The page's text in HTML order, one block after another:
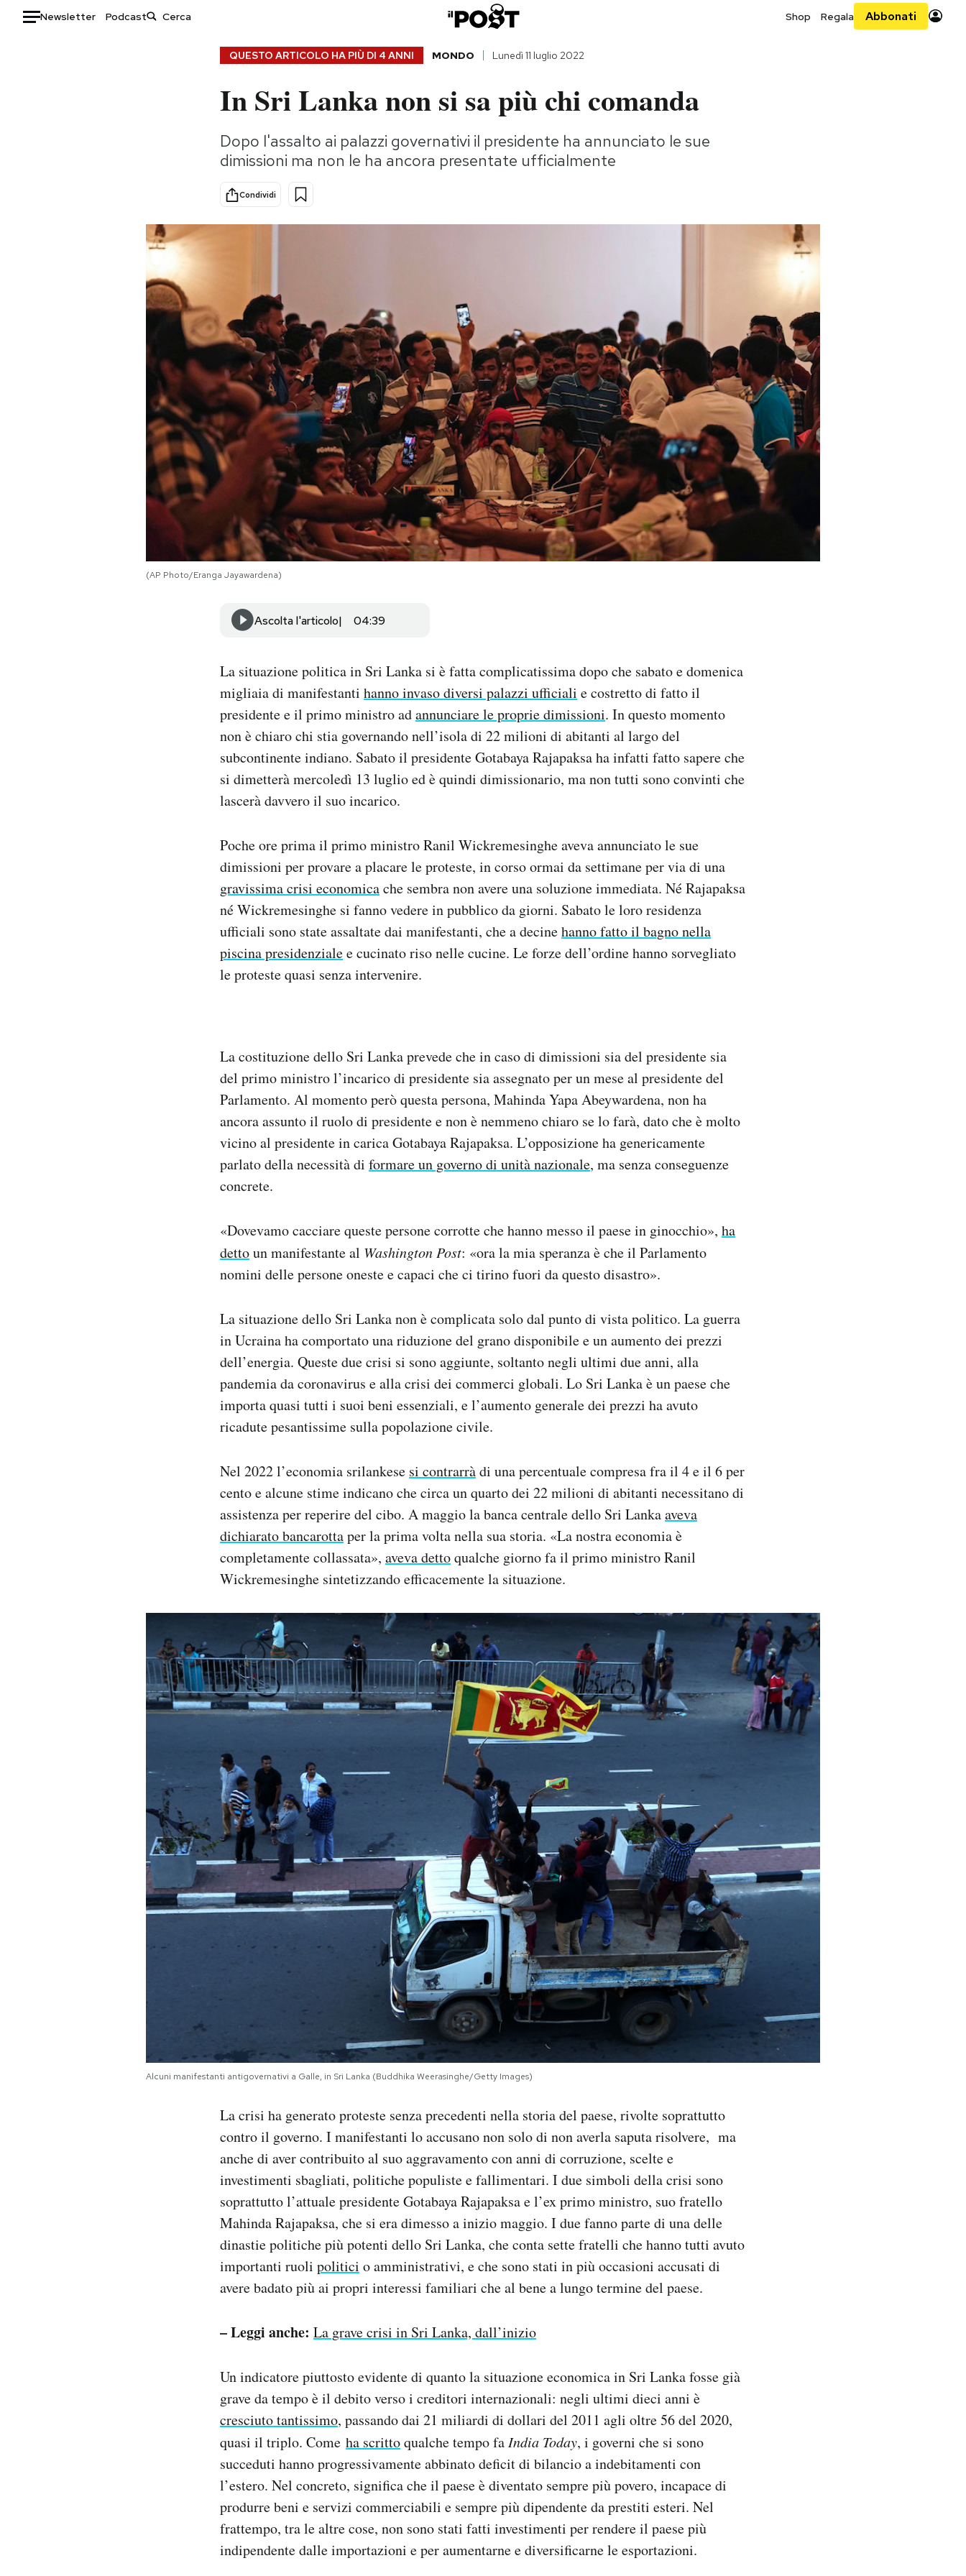
Newsletter Podcast Shop Regala Abbonati
Consumismi
Storie/Idee
Ok Boomer!
Media
Europa
Mondiali calcio 2026
QUESTO ARTICOLO HA PIÙ DI 4 ANNI MONDO Lunedì 11 luglio 2022
In Sri Lanka non si sa più chi comanda
Dopo l'assalto ai palazzi governativi il presidente ha annunciato le sue
dimissioni ma non le ha ancora presentate ufficialmente
Condividi
(AP Photo/Eranga Jayawardena)
Ascolta l'articolo 04:39
La situazione politica in Sri Lanka si è fatta complicatissima dopo che sabato e domenica
migliaia di manifestanti hanno invaso diversi palazzi ufficiali e costretto di fatto il
presidente e il primo ministro adannunciare le proprie dimissioni. In questo momento
non è chiaro chi stia governando nell’isola di 22 milioni di abitanti al largo del
subcontinente indiano. Sabato il presidente Gotabaya Rajapaksa ha infatti fatto sapere che
si dimetterà mercoledì 13 luglio ed è quindi dimissionario, ma non tutti sono convinti che
lascerà davvero il suo incarico.
Poche ore prima il primo ministro Ranil Wickremesinghe aveva annunciato le sue
dimissioni per provare a placare le proteste, in corso ormai da settimane per via di una
gravissima crisi economicache sembra non avere una soluzione immediata. Né Rajapaksa
né Wickremesinghe si fanno vedere in pubblico da giorni. Sabato le loro residenza
ufficiali sono state assaltate dai manifestanti, che a decinehanno fatto il bagno nella
piscina presidenzialee cucinato riso nelle cucine. Le forze dell’ordine hanno sorvegliato
le proteste quasi senza intervenire.
La costituzione dello Sri Lanka prevede che in caso di dimissioni sia del presidente sia
del primo ministro l’incarico di presidente sia assegnato per un mese al presidente del
Parlamento. Al momento però questa persona, Mahinda Yapa Abeywardena, non ha
ancora assunto il ruolo di presidente e non è nemmeno chiaro se lo farà, dato che è molto
vicino al presidente in carica Gotabaya Rajapaksa. L’opposizione ha genericamente
parlato della necessità di formare un governo di unità nazionale, ma senza conseguenze
concrete.
«Dovevamo cacciare queste persone corrotte che hanno messo il paese in ginocchio», ha
dettoun manifestante al Washington Post: «ora la mia speranza è che il Parlamento
nomini delle persone oneste e capaci che ci tirino fuori da questo disastro».
La situazione dello Sri Lanka non è complicata solo dal punto di vista politico. La guerra
in Ucraina ha comportato una riduzione del grano disponibile e un aumento dei prezzi
dell’energia. Queste due crisi si sono aggiunte, soltanto negli ultimi due anni, alla
pandemia da coronavirus e alla crisi dei commerci globali. Lo Sri Lanka è un paese che
importa quasi tutti i suoi beni essenziali, e l’aumento generale dei prezzi ha avuto
ricadute pesantissime sulla popolazione civile.
Nel 2022 l’economia srilankese si contrarràdi una percentuale compresa fra il 4 e il 6 per
cento e alcune stime indicano che circa un quarto dei 22 milioni di abitanti necessitano di
assistenza per reperire del cibo. A maggio la banca centrale dello Sri Lankaaveva
dichiarato bancarottaper la prima volta nella sua storia. «La nostra economia è
completamente collassata», aveva dettoqualche giorno fa il primo ministro Ranil
Wickremesinghe sintetizzando efficacemente la situazione.
Alcuni manifestanti antigovernativi a Galle, in Sri Lanka (Buddhika Weerasinghe/Getty Images)
La crisi ha generato proteste senza precedenti nella storia del paese, rivolte soprattutto
contro il governo. I manifestanti lo accusano non solo di non averla saputa risolvere, ma
anche di aver contribuito al suo aggravamento con anni di corruzione, scelte e
investimenti sbagliati, politiche populiste e fallimentari. I due simboli della crisi sono
soprattutto l’attuale presidente Gotabaya Rajapaksa e l’ex primo ministro, suo fratello
Mahinda Rajapaksa, che si era dimesso a inizio maggio. I due fanno parte di una delle
dinastie politiche più potenti dello Sri Lanka, che conta sette fratelli che hanno tutti avuto
importanti ruoli politici o amministrativi, e che sono stati in più occasioni accusati di
avere badato più ai propri interessi familiari che al bene a lungo termine del paese.
– Leggi anche: La grave crisi in Sri Lanka, dall’inizio
Un indicatore piuttosto evidente di quanto la situazione economica in Sri Lanka fosse già
grave da tempo è il debito verso i creditori internazionali: negli ultimi dieci anni è
cresciuto tantissimo, passando dai 21 miliardi di dollari del 2011 agli oltre 56 del 2020,
quasi il triplo. Come ha scrittoqualche tempo faIndia Today, i governi che si sono
succeduti hanno progressivamente abbinato deficit di bilancio a indebitamenti con
l’estero. Nel concreto, significa che il paese è diventato sempre più povero, incapace di
produrre beni e servizi commerciabili e sempre più dipendente da prestiti esteri. Nel
frattempo, tra le altre cose, non sono stati fatti investimenti per rendere il paese più
indipendente dalle importazioni e per aumentarne e diversificarne le esportazioni.